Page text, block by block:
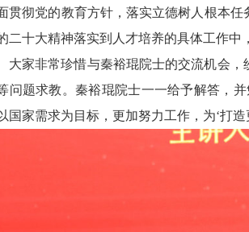
贯彻党的教育方针，落实立德树人根本
二十大精神落实到人才培养的具体工作中
大家非常珍惜与秦裕琨院士的交流机会
问题求教。秦裕琨院士一一给予解答，
国家需求为目标，更加努力工作，为‘打